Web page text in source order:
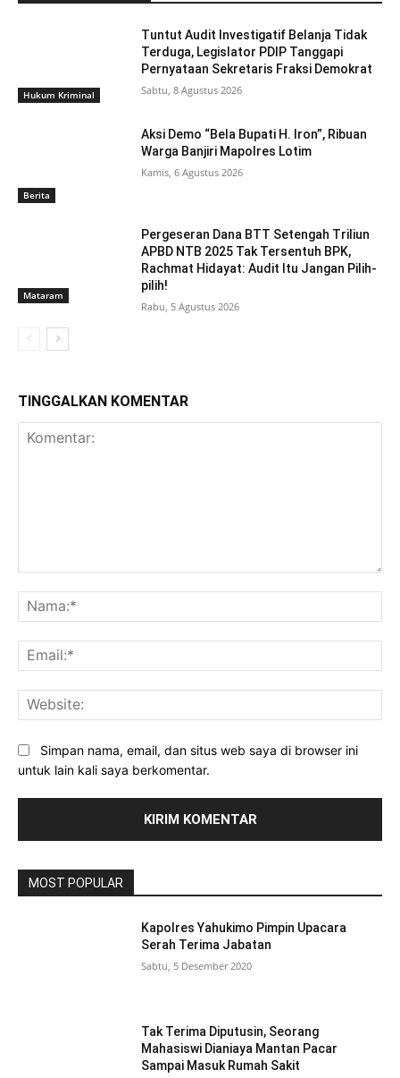
Hukum Kriminal
Tuntut Audit Investigatif Belanja Tidak
Terduga, Legislator PDIP Tanggapi
Pernyataan Sekretaris Fraksi Demokrat
Sabtu, 8 Agustus 2026
Berita
Aksi Demo “Bela Bupati H. Iron”, Ribuan
Warga Banjiri Mapolres Lotim
Kamis, 6 Agustus 2026
Mataram
Pergeseran Dana BTT Setengah Triliun
APBD NTB 2025 Tak Tersentuh BPK,
Rachmat Hidayat: Audit Itu Jangan Pilih-
pilih!
Rabu, 5 Agustus 2026
TINGGALKAN KOMENTAR
Simpan nama, email, dan situs web saya di browser ini
untuk lain kali saya berkomentar.
MOST POPULAR
Kapolres Yahukimo Pimpin Upacara
Serah Terima Jabatan
Sabtu, 5 Desember 2020
Tak Terima Diputusin, Seorang
Mahasiswi Dianiaya Mantan Pacar
Sampai Masuk Rumah Sakit